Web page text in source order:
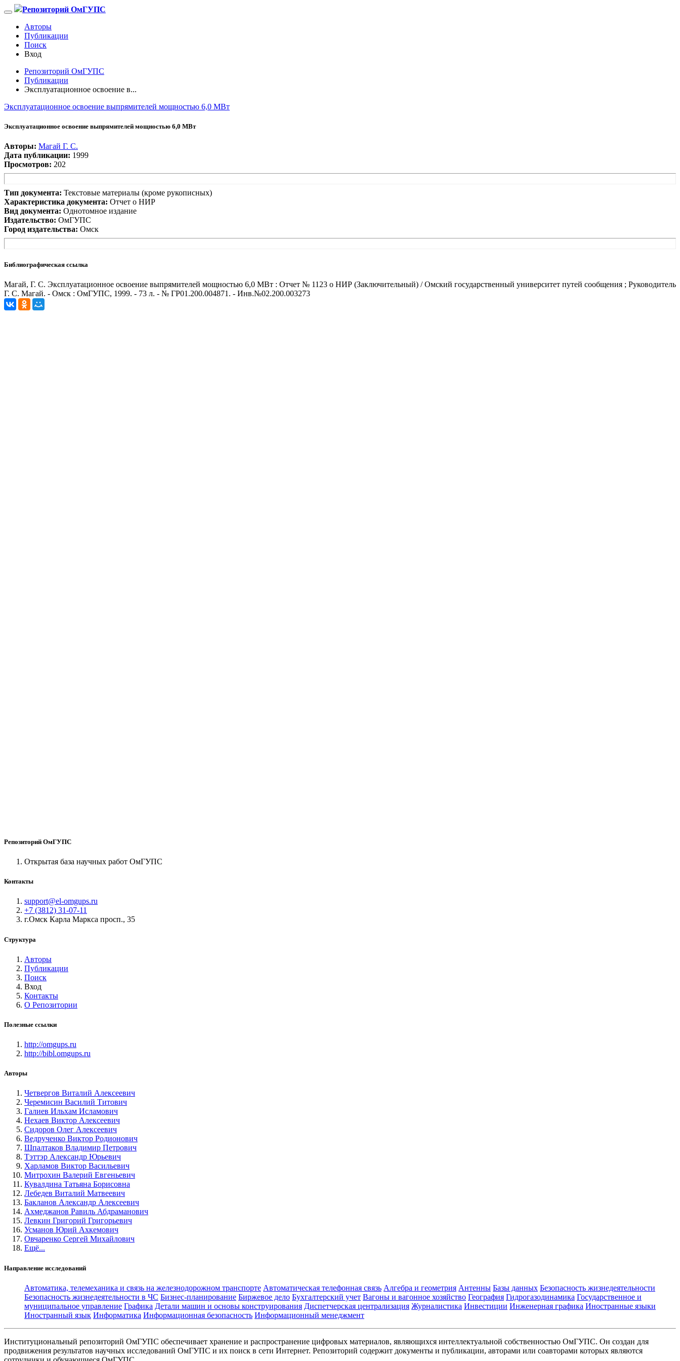
Репозиторий ОмГУПС
Авторы
Публикации
Поиск
Вход
Репозиторий ОмГУПС
Публикации
Эксплуатационное освоение в...
Эксплуатационное освоение выпрямителей мощностью 6,0 МВт
Эксплуатационное освоение выпрямителей мощностью 6,0 МВт
Авторы: Магай Г. С.
Дата публикации: 1999
Просмотров: 202
Тип документа: Текстовые материалы (кроме рукописных)
Характеристика документа: Отчет о НИР
Вид документа: Однотомное издание
Издательство: ОмГУПС
Город издательства: Омск
Библиографическая ссылка
Магай, Г. С. Эксплуатационное освоение выпрямителей мощностью 6,0 МВт : Отчет № 1123 о НИР (Заключительный) / Омский государственный университет путей сообщения ; Руководитель
Г. С. Магай. - Омск : ОмГУПС, 1999. - 73 л. - № ГР01.200.004871. - Инв.№02.200.003273
Репозиторий ОмГУПС
Открытая база научных работ ОмГУПС
Контакты
support@el-omgups.ru
+7 (3812) 31-07-11
г.Омск Карла Маркса просп., 35
Структура
Авторы
Публикации
Поиск
Вход
Контакты
О Репозитории
Полезные ссылки
http://omgups.ru
http://bibl.omgups.ru
Авторы
Четвергов Виталий Алексеевич
Черемисин Василий Титович
Галиев Ильхам Исламович
Нехаев Виктор Алексеевич
Сидоров Олег Алексеевич
Ведрученко Виктор Родионович
Шпалтаков Владимир Петрович
Тэттэр Александр Юрьевич
Харламов Виктор Васильевич
Митрохин Валерий Евгеньевич
Кувалдина Татьяна Борисовна
Лебедев Виталий Матвеевич
Бакланов Александр Алексеевич
Ахмеджанов Равиль Абдраманович
Левкин Григорий Григорьевич
Усманов Юрий Ахкемович
Овчаренко Сергей Михайлович
Ещё...
Направление исследований
Автоматика, телемеханика и связь на железнодорожном транспорте Автоматическая телефонная связь Алгебра и геометрия Антенны Базы данных Безопасность жизнедеятельности
Безопасность жизнедеятельности в ЧС Бизнес-планирование Биржевое дело Бухгалтерский учет Вагоны и вагонное хозяйство География Гидрогазодинамика Государственное и
муниципальное управление Графика Детали машин и основы конструирования Диспетчерская централизация Журналистика Инвестиции Инженерная графика Иностранные языки
Иностранный язык Информатика Информационная безопасность Информационный менеджмент
Институциональный репозиторий ОмГУПС обеспечивает хранение и распространение цифровых материалов, являющихся интеллектуальной собственностью ОмГУПС. Он создан для
продвижения результатов научных исследований ОмГУПС и их поиск в сети Интернет. Репозиторий содержит документы и публикации, авторами или соавторами которых являются